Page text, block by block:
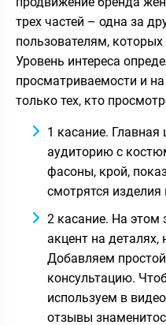
трех частей – одна за
пользователям,
Уровень интереса
просматриваемости и
только тех, кто
1 касание.
аудиторию с
фасоны, крой,
смотрятся изделия
2 касание. На этом
акцент на деталях,
Добавляем
консультацию.
используем в
отзывы